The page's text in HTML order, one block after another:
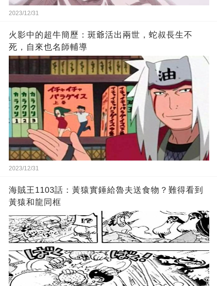
2023/12/31
火影中的超牛簡歷：斑爺活出兩世，蛇叔長生不
死，自來也名師輔導
2023/12/31
海賊王1103話：黃猿實錘給魯夫送食物？難得看到
黃猿和龍同框